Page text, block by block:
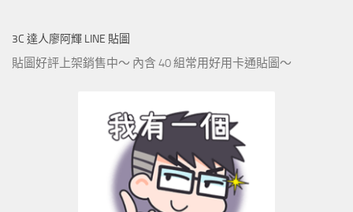
3C 達人廖阿輝 LINE 貼圖
貼圖好評上架銷售中～ 內含 40 組常用好用卡通貼圖～